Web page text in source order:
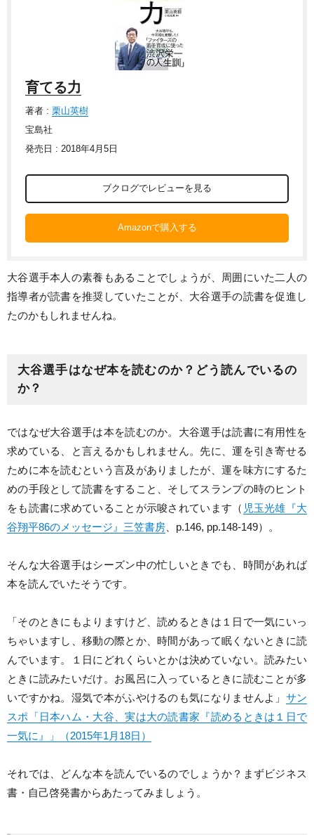
育てる力
著者 : 栗山英樹
宝島社
発売日 : 2018年4月5日
ブクログでレビューを見る
Amazonで購入する
大谷選手本人の素養もあることでしょうが、周囲にいた二人の
指導者が読書を推奨していたことが、大谷選手の読書を促進し
たのかもしれませんね。
大谷選手はなぜ本を読むのか？どう読んでいるの
か？
ではなぜ大谷選手は本を読むのか。大谷選手は読書に有用性を
求めている、と言えるかもしれません。先に、運を引き寄せる
ために本を読むという言及がありましたが、運を味方にするた
めの手段として読書をすること、そしてスランプの時のヒント
をも読書に求めていることが示唆されています（ 児玉光雄『大
谷翔平86のメッセージ』三笠書房 、p.146, pp.148-149）。
そんな大谷選手はシーズン中の忙しいときでも、時間があれば
本を読んでいたそうです。
「そのときにもよりますけど、読めるときは１日で一気にいっ
ちゃいますし、移動の際とか、時間があって眠くないときに読
んでいます。１日にどれくらいとかは決めていない。読みたい
ときに読みたいだけ。お風呂に入っているときに読むことが多
いですかね。湿気で本がふやけるのも気になりませんよ」 サン
スポ「日本ハム・大谷、実は大の読書家『読めるときは１日で
一気に』」（2015年1月18日）
それでは、どんな本を読んでいるのでしょうか？まずビジネス
書・自己啓発書からあたってみましょう。